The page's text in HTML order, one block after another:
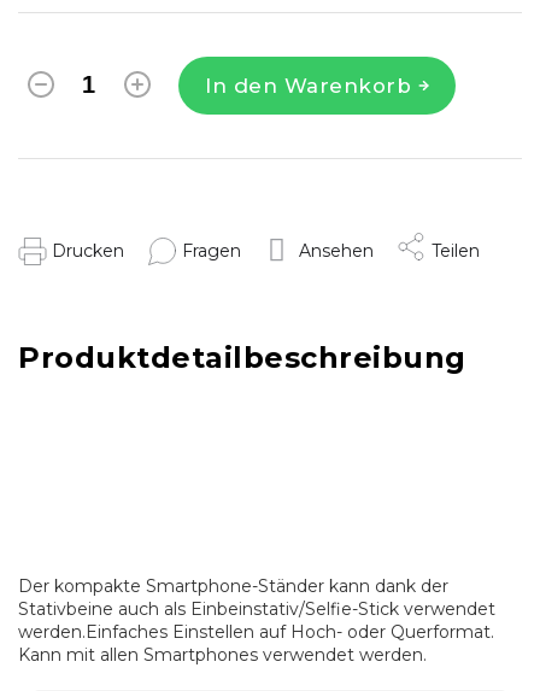
In den Warenkorb
Drucken Fragen Ansehen Teilen
Produktdetailbeschreibung
Der kompakte Smartphone-Ständer kann dank der
Stativbeine auch als Einbeinstativ/Selfie-Stick verwendet
werden.Einfaches Einstellen auf Hoch- oder Querformat.
Kann mit allen Smartphones verwendet werden.